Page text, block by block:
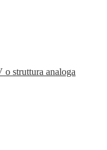
struttura analoga